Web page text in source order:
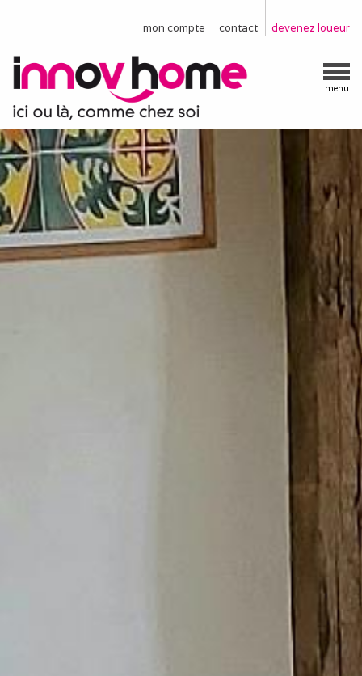
devenez loueur
contact
mon compte
menu